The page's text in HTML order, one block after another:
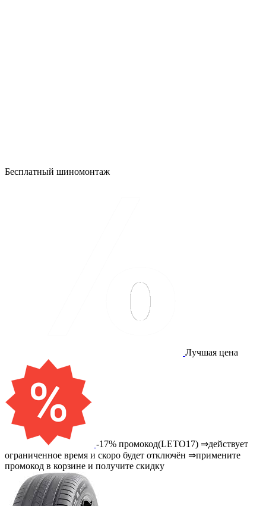
Бесплатный шиномонтаж
Лучшая цена
-17% промокод(LETO17) ⇒действует
ограниченное время и скоро будет отключён ⇒примените
промокод в корзине и получите скидку